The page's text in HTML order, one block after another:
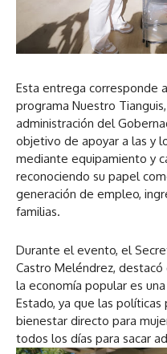
Esta entrega corresponde
programa Nuestro
administración del
objetivo de apoyar a las y
mediante equipamiento y
reconociendo su papel
generación de empleo,
familias.
Durante el evento, el
Castro Meléndrez,
la economía popular es
Estado, ya que las
bienestar directo para
todos los días para sacar